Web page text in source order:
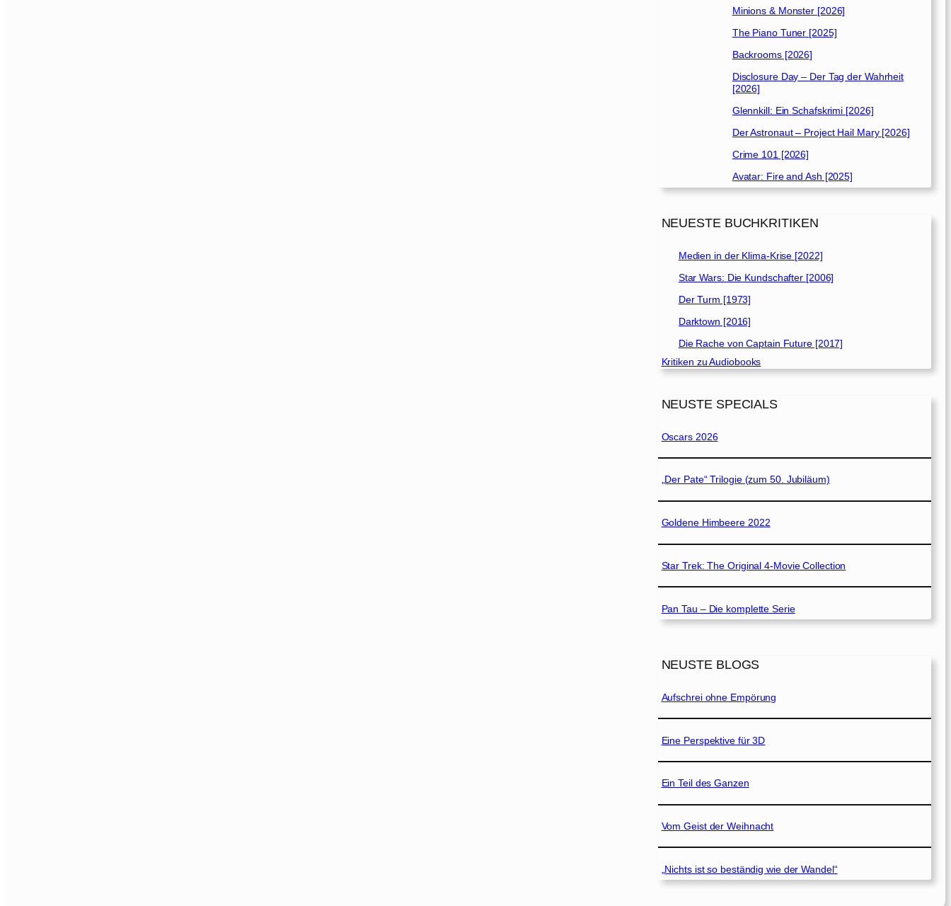
Minions & Monster [2026]
The Piano Tuner [2025]
Backrooms [2026]
Disclosure Day – Der Tag der Wahrheit
[2026]
Glennkill: Ein Schafskrimi [2026]
Der Astronaut – Project Hail Mary [2026]
Crime 101 [2026]
Avatar: Fire and Ash [2025]
NEUESTE BUCHKRITIKEN
Medien in der Klima-Krise [2022]
Star Wars: Die Kundschafter [2006]
Der Turm [1973]
Darktown [2016]
Die Rache von Captain Future [2017]
Kritiken zu Audiobooks
NEUSTE SPECIALS
Oscars 2026
„Der Pate“ Trilogie (zum 50. Jubiläum)
Goldene Himbeere 2022
Star Trek: The Original 4-Movie Collection
Pan Tau – Die komplette Serie
NEUSTE BLOGS
Aufschrei ohne Empörung
Eine Perspektive für 3D
Ein Teil des Ganzen
Vom Geist der Weihnacht
„Nichts ist so beständig wie der Wandel“